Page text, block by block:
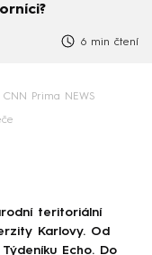
6 min čtení
CNN Prima NEWS
teritoriální
Karlovy. Od
Echo. Do